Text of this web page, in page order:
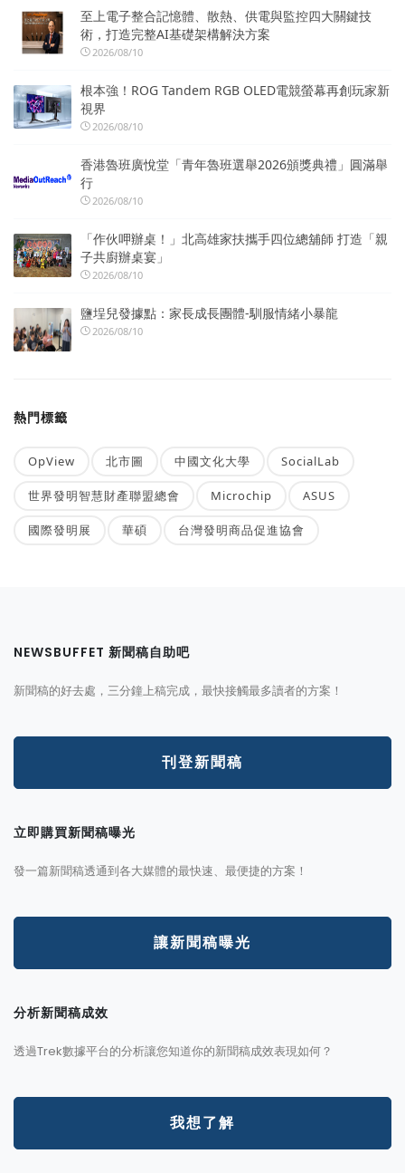
至上電子整合記憶體、散熱、供電與監控四大關鍵技
術，打造完整AI基礎架構解決方案
2026/08/10
根本強！ROG Tandem RGB OLED電競螢幕再創玩家新
視界
2026/08/10
香港魯班廣悅堂「青年魯班選舉2026頒獎典禮」圓滿舉
行
2026/08/10
「作伙呷辦桌！」北高雄家扶攜手四位總舖師 打造「親
子共廚辦桌宴」
2026/08/10
鹽埕兒發據點：家長成長團體-馴服情緒小暴龍
2026/08/10
熱門標籤
OpView 北市圖 中國文化大學 SocialLab
世界發明智慧財產聯盟總會 Microchip ASUS
國際發明展 華碩 台灣發明商品促進協會
NEWSBUFFET 新聞稿自助吧
新聞稿的好去處，三分鐘上稿完成，最快接觸最多讀者的方案！
刊登新聞稿
立即購買新聞稿曝光
發一篇新聞稿透通到各大媒體的最快速、最便捷的方案！
讓新聞稿曝光
分析新聞稿成效
透過Trek數據平台的分析讓您知道你的新聞稿成效表現如何？
我想了解